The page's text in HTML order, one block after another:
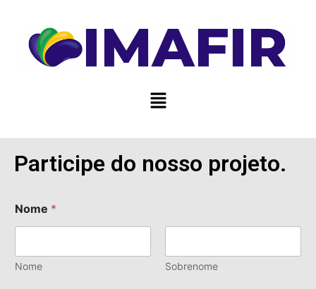
Participe do nosso projeto.
Nome *
Nome Sobrenome